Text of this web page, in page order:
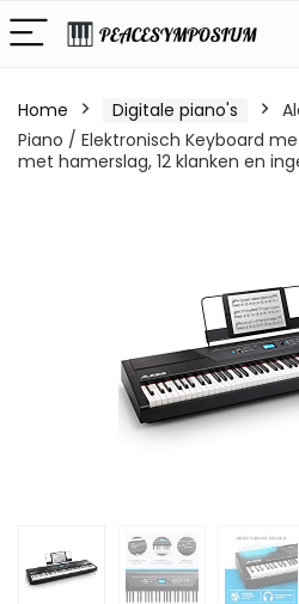
Home Digitale piano's
Piano / Elektronisch Keyboard
met hamerslag, 12 klanken en